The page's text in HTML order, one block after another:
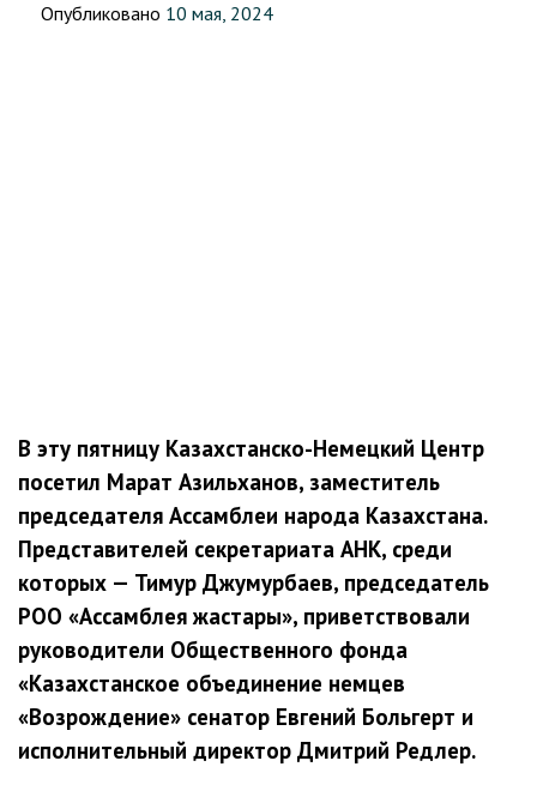
Опубликовано 10 мая, 2024
В эту пятницу Казахстанско-Немецкий Центр
посетил Марат Азильханов, заместитель
председателя Ассамблеи народа Казахстана.
Представителей секретариата АНК, среди
которых — Тимур Джумурбаев, председатель
РОО «Ассамблея жастары», приветствовали
руководители Общественного фонда
«Казахстанское объединение немцев
«Возрождение» сенатор Евгений Больгерт и
исполнительный директор Дмитрий Редлер.